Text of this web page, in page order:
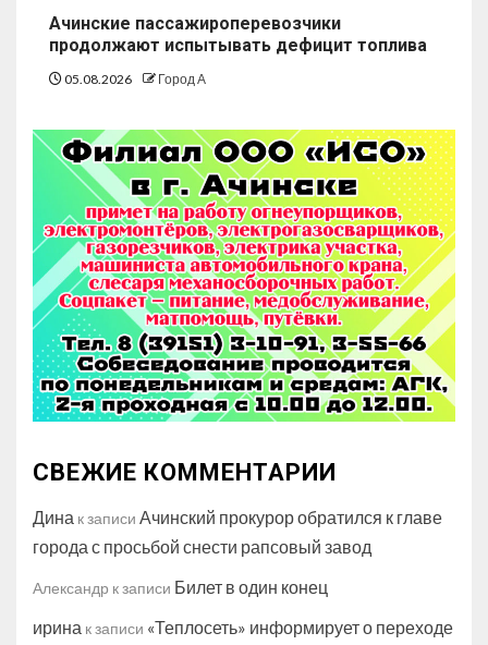
Ачинские пассажироперевозчики
продолжают испытывать дефицит топлива
05.08.2026 Город А
СВЕЖИЕ КОММЕНТАРИИ
Дина к записи Ачинский прокурор обратился к главе
города с просьбой снести рапсовый завод
Александр к записи Билет в один конец
ирина к записи «Теплосеть» информирует о переходе